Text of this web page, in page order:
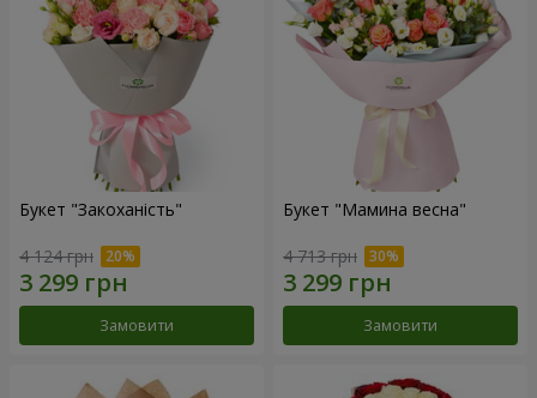
Букет "Закоханість"
4 124 грн
Замовити
Букет "Мамина весна"
4 713 грн
Замовити